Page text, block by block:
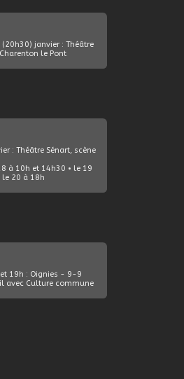
janvier : Théâtre
le Pont
: Théâtre Sénart, scène
à 10h et 14h30 • le 19
le 20 à 18h
19h : Oignies - 9-9
avec Culture commune